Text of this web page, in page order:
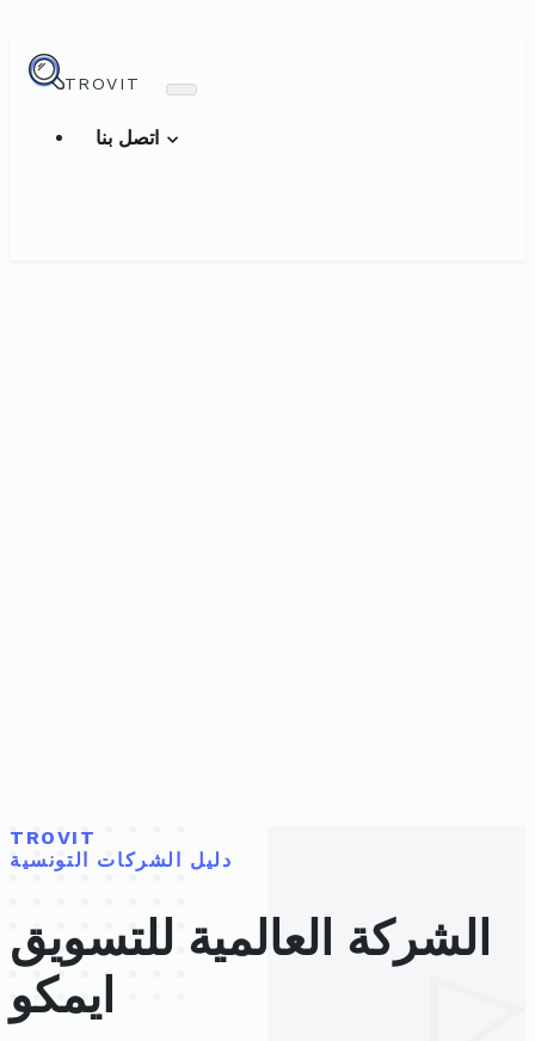
TROVIT
TROVIT
دليل الشركات التونسية
الشركة العالمية للتسويق
ايمكو